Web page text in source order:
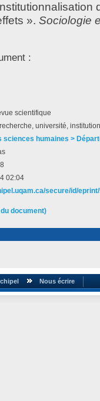
». Sociologie
:
scientifique
université,
sciences humaines >
02:04
secure/id/
document)
Nous écrire